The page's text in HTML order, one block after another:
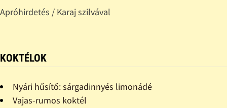
Apróhirdetés / Karaj szilvával
KOKTÉLOK
Nyári hűsítő: sárgadinnyés limonádé
Vajas-rumos koktél